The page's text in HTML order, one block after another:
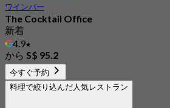
ワインバー
The Cocktail Office
新着
4.9
から S$ 95.2
今すぐ予約
料理で絞り込んだ人気レストラン